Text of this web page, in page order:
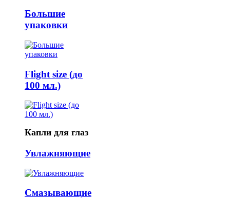
Большие
упаковки
Flight size (до
100 мл.)
Капли для глаз
Увлажняющие
Смазывающие